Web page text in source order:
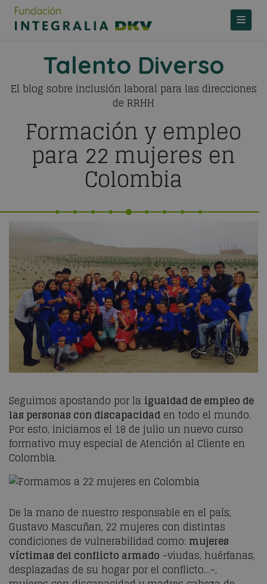
Talento Diverso
El blog sobre inclusión laboral para las direcciones
de RRHH
Formación y empleo
para 22 mujeres en
Colombia
Seguimos apostando por la igualdad de empleo de
las personas con discapacidad en todo el mundo.
Por esto, iniciamos el 18 de julio un nuevo curso
formativo muy especial de Atención al Cliente en
Colombia.
De la mano de nuestro responsable en el país,
Gustavo Mascuñan, 22 mujeres con distintas
condiciones de vulnerabilidad como: mujeres
víctimas del conflicto armado -viudas, huérfanas,
desplazadas de su hogar por el conflicto…-,